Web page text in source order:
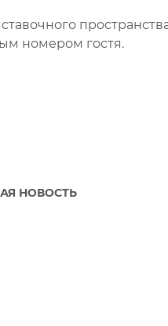
номером гостя.
НОВОСТЬ